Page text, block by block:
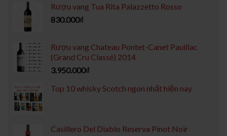
Rượu vang Tua Rita Palazzetto Rosso
830.000₫
Rượu vang Chateau Pontet-Canet Pauillac
(Grand Cru Classé) 2014
3.950.000₫
Top 10 whisky Scotch ngon nhất hiện nay
Casillero Del Diablo Reserva Pinot Noir